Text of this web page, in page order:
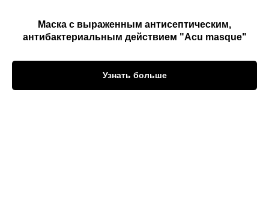
Маска с выраженным антисептическим,
антибактериальным действием "Acu masque"
Узнать больше